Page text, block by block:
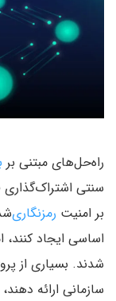
راه‌حل‌های مبتنی بر
سنتی اشتراک‌گذاری
بر امنیت رمزنگاری
اساسی ایجاد
شدند. بسیاری از
سازمانی ارائه